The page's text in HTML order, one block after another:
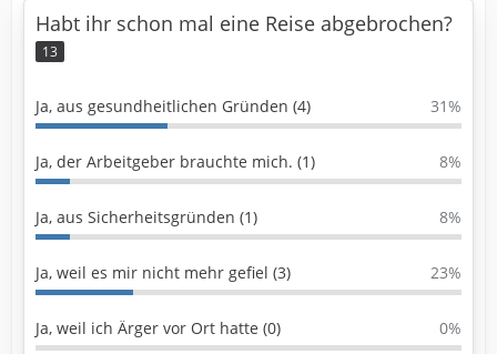
Habt ihr schon mal eine Reise abgebrochen?
13
Ja, aus gesundheitlichen Gründen (4) 31%
Ja, der Arbeitgeber brauchte mich. (1) 8%
Ja, aus Sicherheitsgründen (1) 8%
Ja, weil es mir nicht mehr gefiel (3) 23%
Ja, weil ich Ärger vor Ort hatte (0) 0%